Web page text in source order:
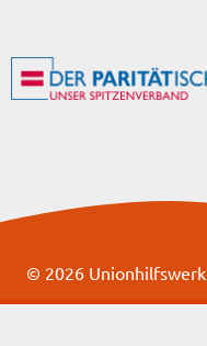
© 2026 Unionhilfswerk